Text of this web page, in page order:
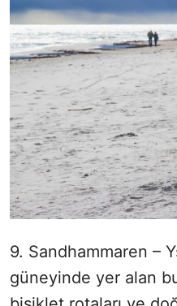
9. Sandhammaren –
güneyinde yer alan